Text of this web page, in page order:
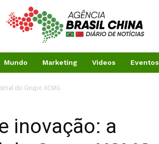
Mundo Marketing Videos Eventos
do Grupo XCMG
inovação: a